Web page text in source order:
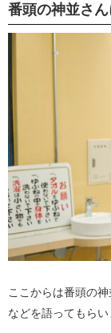
番頭の神並さ
ここからは番頭の
などを語ってもらい